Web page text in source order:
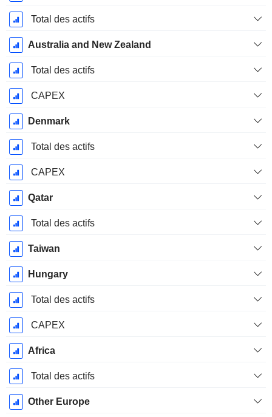
Total des actifs
Australia and New Zealand
Total des actifs
CAPEX
Denmark
Total des actifs
CAPEX
Qatar
Total des actifs
Taiwan
Hungary
Total des actifs
CAPEX
Africa
Total des actifs
Other Europe